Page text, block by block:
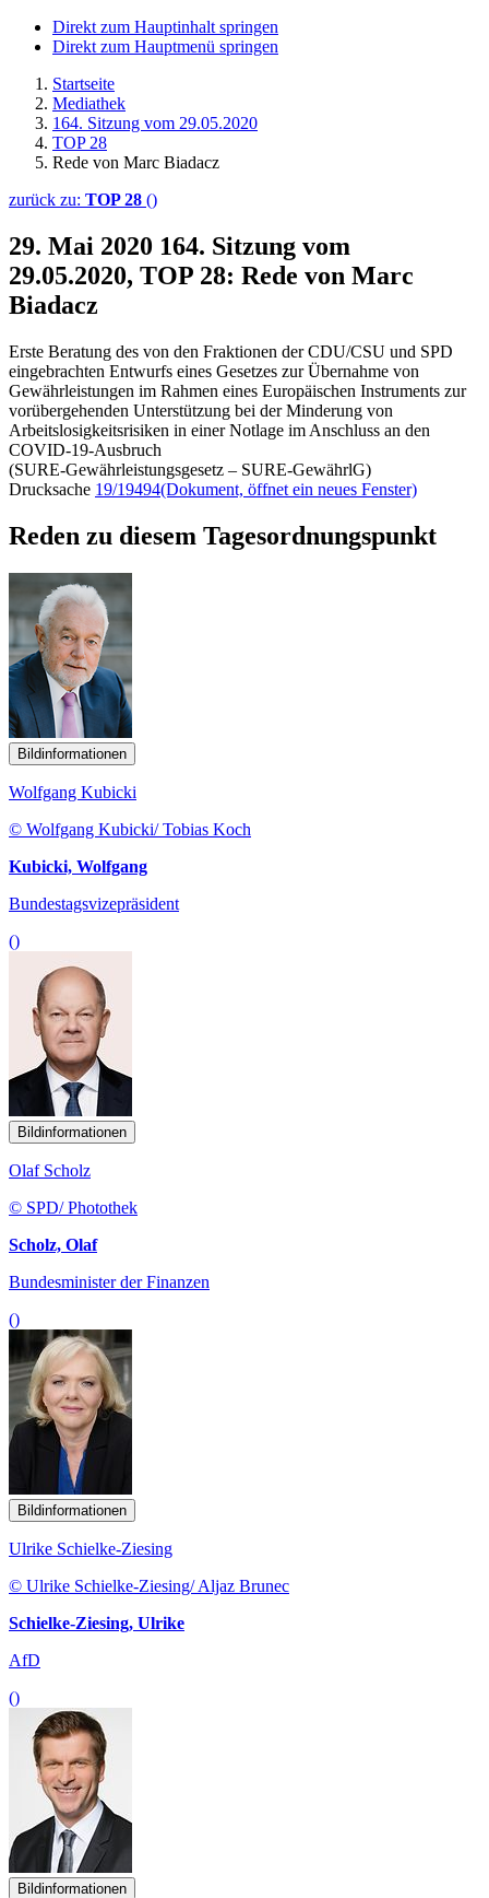
Direkt zum Hauptinhalt springen
Direkt zum Hauptmenü springen
Startseite
Mediathek
164. Sitzung vom 29.05.2020
TOP 28
Rede von Marc Biadacz
zurück zu: TOP 28 ()
29. Mai 2020 164. Sitzung vom
29.05.2020, TOP 28: Rede von Marc
Biadacz
Erste Beratung des von den Fraktionen der CDU/CSU und SPD
eingebrachten Entwurfs eines Gesetzes zur Übernahme von
Gewährleistungen im Rahmen eines Europäischen Instruments zur
vorübergehenden Unterstützung bei der Minderung von
Arbeitslosigkeitsrisiken in einer Notlage im Anschluss an den
COVID-19-Ausbruch
(SURE-Gewährleistungsgesetz – SURE-GewährlG)
Drucksache 19/19494(Dokument, öffnet ein neues Fenster)
Reden zu diesem Tagesordnungspunkt
Bildinformationen
Wolfgang Kubicki
© Wolfgang Kubicki/ Tobias Koch
Kubicki, Wolfgang
Bundestagsvizepräsident
()
Bildinformationen
Olaf Scholz
© SPD/ Photothek
Scholz, Olaf
Bundesminister der Finanzen
()
Bildinformationen
Ulrike Schielke-Ziesing
© Ulrike Schielke-Ziesing/ Aljaz Brunec
Schielke-Ziesing, Ulrike
AfD
()
Bildinformationen